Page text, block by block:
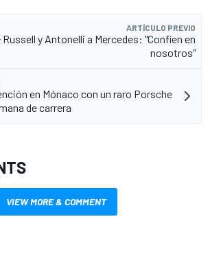
ARTÍCULO PREVIO
y Antonelli a Mercedes: "Confíen en
nosotros"
en Mónaco con un raro Porsche
de carrera
VIEW MORE & COMMENT